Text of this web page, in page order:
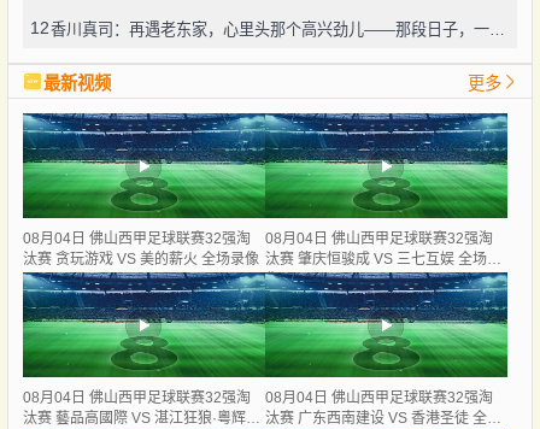
12 香川真司：再遇老东家，心里头那个高兴劲儿——那段日子，一辈子忘不了
最新视频 更多
08月04日 佛山西甲足球联赛32强淘
汰赛 贪玩游戏 VS 美的薪火 全场录像
08月04日 佛山西甲足球联赛32强淘
汰赛 肇庆恒骏成 VS 三七互娱 全场录
像
08月04日 佛山西甲足球联赛32强淘
汰赛 藝品高國際 VS 湛江狂狼·粵辉能
08月04日 佛山西甲足球联赛32强淘
汰赛 广东西南建设 VS 香港圣徒 全场